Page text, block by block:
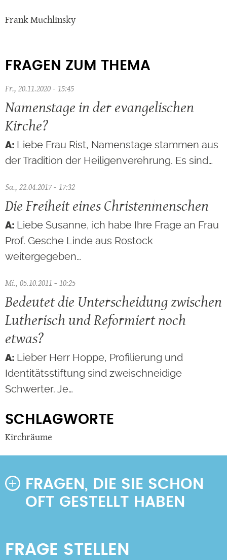
Frank Muchlinsky
FRAGEN ZUM THEMA
Fr., 20.11.2020 - 15:45
Namenstage in der evangelischen
Kirche?
Liebe Frau Rist, Namenstage stammen aus
der Tradition der Heiligenverehrung. Es sind…
Sa., 22.04.2017 - 17:32
Die Freiheit eines Christenmenschen
Liebe Susanne, ich habe Ihre Frage an Frau
Prof. Gesche Linde aus Rostock
weitergegeben…
Mi., 05.10.2011 - 10:25
Bedeutet die Unterscheidung zwischen
Lutherisch und Reformiert noch
etwas?
Lieber Herr Hoppe, Profilierung und
Identitätsstiftung sind zweischneidige
Schwerter. Je…
SCHLAGWORTE
Kirchräume
FRAGEN, DIE SIE SCHON
OFT GESTELLT HABEN